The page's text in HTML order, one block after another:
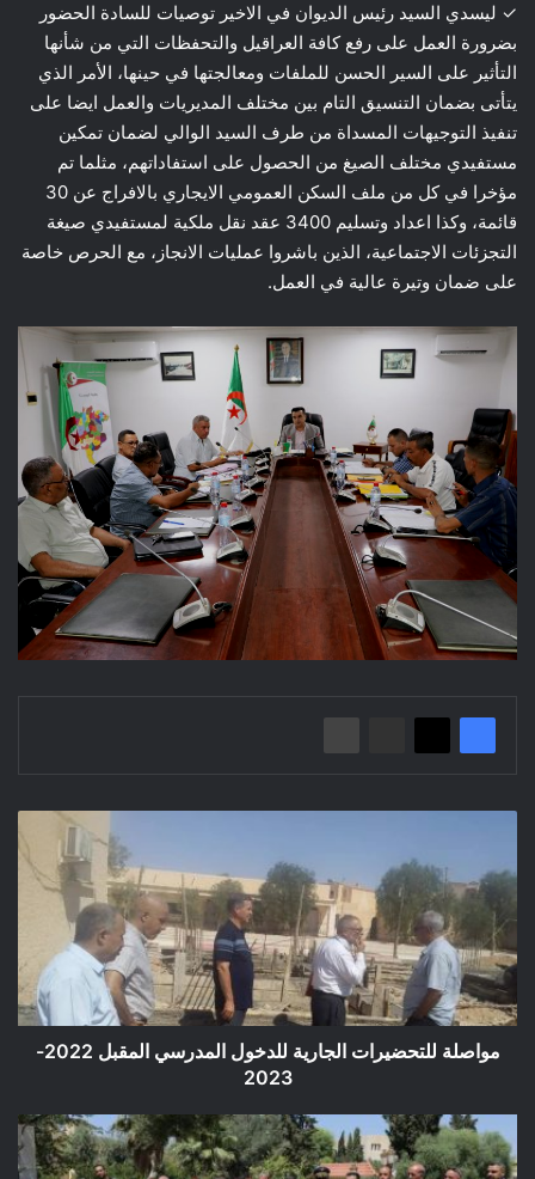
✓ ليسدي السيد رئيس الديوان في الاخير توصيات للسادة الحضور
بضرورة العمل على رفع كافة العراقيل والتحفظات التي من شأنها
التأثير على السير الحسن للملفات ومعالجتها في حينها، الأمر الذي
يتأتى بضمان التنسيق التام بين مختلف المديريات والعمل ايضا على
تنفيذ التوجيهات المسداة من طرف السيد الوالي لضمان تمكين
مستفيدي مختلف الصيغ من الحصول على استفاداتهم، مثلما تم
مؤخرا في كل من ملف السكن العمومي الايجاري بالافراج عن 30
قائمة، وكذا اعداد وتسليم 3400 عقد نقل ملكية لمستفيدي صيغة
التجزئات الاجتماعية، الذين باشروا عمليات الانجاز، مع الحرص خاصة
على ضمان وتيرة عالية في العمل.
الجارية
للدخول
المدرسي
المقبل
2022-
2023
مواصلة للتحضيرات الجارية للدخول المدرسي المقبل 2022-
2023
تكــريـم